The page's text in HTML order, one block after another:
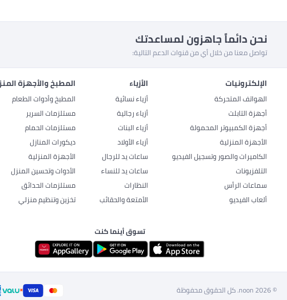
نحن دائماً جاهزون لمساعدتك
تواصل معنا من خلال أي من قنوات الدعم التالية:
الإلكترونيات
الهواتف المتحركة
أجهزة التابلت
أجهزة الكمبيوتر المحمولة
الأجهزة المنزلية
الكاميرات والصور وتسجيل الفيديو
التلفزيونات
سماعات الرأس
ألعاب الفيديو
الأزياء
أزياء نسائية
أزياء رجالية
أزياء البنات
أزياء الأولاد
ساعات يد للرجال
ساعات يد للنساء
النظارات
الأمتعة والحقائب
المطبخ والأجهزة
المطبخ وأدوات الطعام
مستلزمات السرير
مستلزمات الحمام
ديكورات المنازل
الأجهزة المنزلية
الأدوات وتحسين المنزل
مستلزمات الحدائق
تخزين وتنظيم منزلي
تسوق أينما كنت
© 2026 noon. كل الحقوق محفوظة